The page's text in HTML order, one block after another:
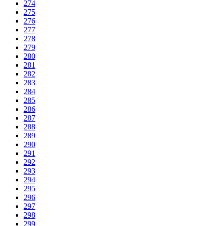
274
275
276
277
278
279
280
281
282
283
284
285
286
287
288
289
290
291
292
293
294
295
296
297
298
299